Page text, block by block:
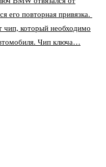
его повторная привязка.
который необходимо
Чип ключа…